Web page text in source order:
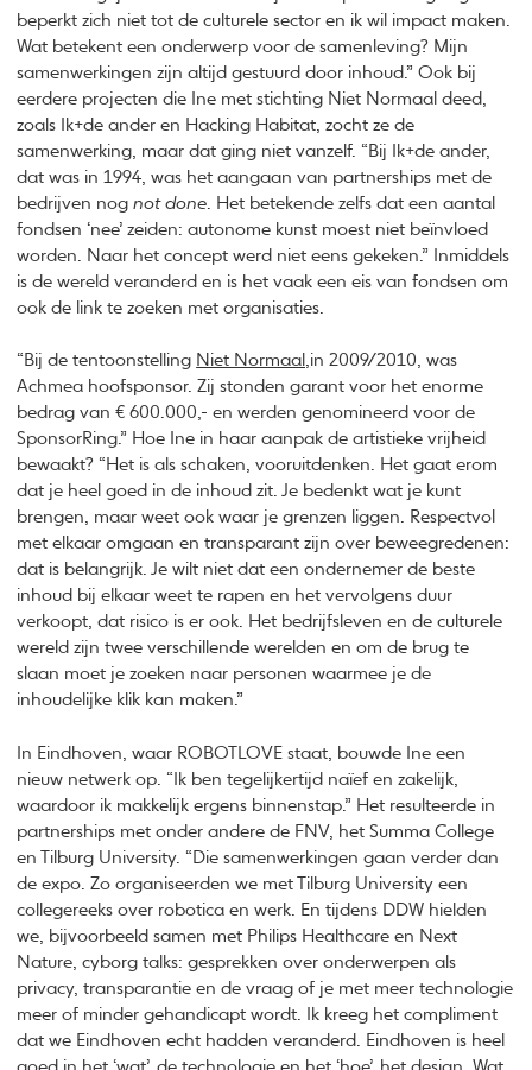
beperkt zich niet tot de culturele sector en ik wil impact maken.
Wat betekent een onderwerp voor de samenleving? Mijn
samenwerkingen zijn altijd gestuurd door inhoud.” Ook bij
eerdere projecten die Ine met stichting Niet Normaal deed,
zoals Ik+de ander en Hacking Habitat, zocht ze de
samenwerking, maar dat ging niet vanzelf. “Bij Ik+de ander,
dat was in 1994, was het aangaan van partnerships met de
bedrijven nognot done . Het betekende zelfs dat een aantal
fondsen ‘nee’ zeiden: autonome kunst moest niet beïnvloed
worden. Naar het concept werd niet eens gekeken.” Inmiddels
is de wereld veranderd en is het vaak een eis van fondsen om
ook de link te zoeken met organisaties.
“Bij de tentoonstelling Niet Normaal,in 2009/2010, was
Achmea hoofsponsor. Zij stonden garant voor het enorme
bedrag van € 600.000,- en werden genomineerd voor de
SponsorRing.” Hoe Ine in haar aanpak de artistieke vrijheid
bewaakt? “Het is als schaken, vooruitdenken. Het gaat erom
dat je heel goed in de inhoud zit. Je bedenkt wat je kunt
brengen, maar weet ook waar je grenzen liggen. Respectvol
met elkaar omgaan en transparant zijn over beweegredenen:
dat is belangrijk. Je wilt niet dat een ondernemer de beste
inhoud bij elkaar weet te rapen en het vervolgens duur
verkoopt, dat risico is er ook. Het bedrijfsleven en de culturele
wereld zijn twee verschillende werelden en om de brug te
slaan moet je zoeken naar personen waarmee je de
inhoudelijke klik kan maken.”
In Eindhoven, waar ROBOTLOVE staat, bouwde Ine een
nieuw netwerk op. “Ik ben tegelijkertijd naïef en zakelijk,
waardoor ik makkelijk ergens binnenstap.” Het resulteerde in
partnerships met onder andere de FNV, het Summa College
en Tilburg University. “Die samenwerkingen gaan verder dan
de expo. Zo organiseerden we met Tilburg University een
collegereeks over robotica en werk. En tijdens DDW hielden
we, bijvoorbeeld samen met Philips Healthcare en Next
Nature, cyborg talks: gesprekken over onderwerpen als
privacy, transparantie en de vraag of je met meer technologie
meer of minder gehandicapt wordt. Ik kreeg het compliment
dat we Eindhoven echt hadden veranderd. Eindhoven is heel